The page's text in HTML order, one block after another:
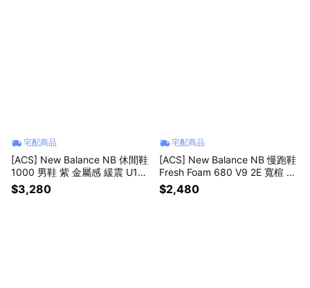
宅配商品
[ACS] New Balance NB 休閒鞋
1000 男鞋 紫 金屬感 緩震 U100
04WR-D
$3,280
宅配商品
[ACS] New Balance NB 慢跑鞋
Fresh Foam 680 V9 2E 寬楦 男
鞋 黑 緩震 運動鞋 M680603-2E
$2,480